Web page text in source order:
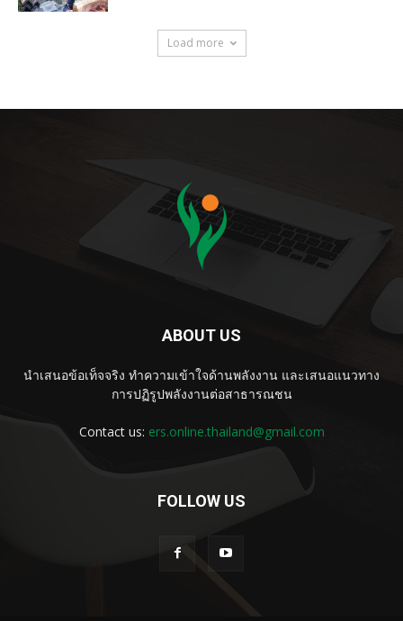
Load more
ABOUT US
นำเสนอข้อเท็จจริง ทำความเข้าใจด้านพลังงาน และเสนอแนวทาง
การปฏิรูปพลังงานต่อสาธารณชน
Contact us: ers.online.thailand@gmail.com
FOLLOW US